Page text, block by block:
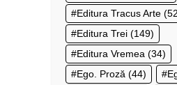
Editura Tracus Arte
Editura Trei (149)
Editura Vremea (34)
Ego. Proză (44)